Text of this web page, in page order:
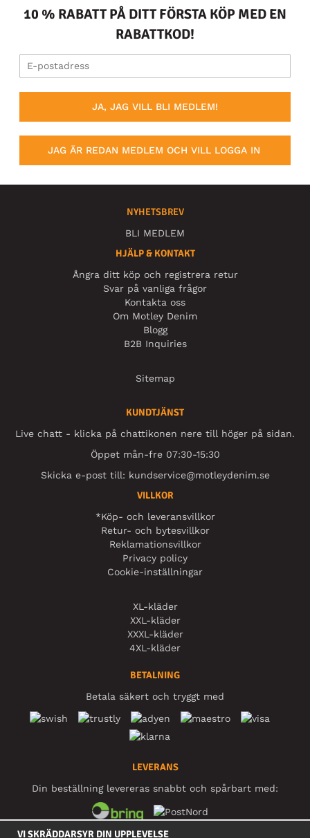
10 % RABATT PÅ DITT FÖRSTA KÖP MED EN
RABATTKOD!
JA, JAG VILL BLI MEDLEM!
JAG ÄR REDAN MEDLEM OCH VILL LOGGA IN
NYHETSBREV
BLI MEDLEM
HJÄLP & KONTAKT
Ångra ditt köp och registrera retur
Svar på vanliga frågor
Kontakta oss
Om Motley Denim
Blogg
B2B Inquiries
Sitemap
KUNDTJÄNST
Live chatt - klicka på chattikonen nere till höger på sidan.
Öppet mån-fre 07:30-15:30
Skicka e-post till: kundservice@motleydenim.se
VILLKOR
*Köp- och leveransvillkor
Retur- och bytesvillkor
Reklamationsvillkor
Privacy policy
Cookie-inställningar
XL-kläder
XXL-kläder
XXXL-kläder
4XL-kläder
BETALNING
Betala säkert och tryggt med
LEVERANS
Din beställning levereras snabbt och spårbart med:
VI SKRÄDDARSYR DIN UPPLEVELSE